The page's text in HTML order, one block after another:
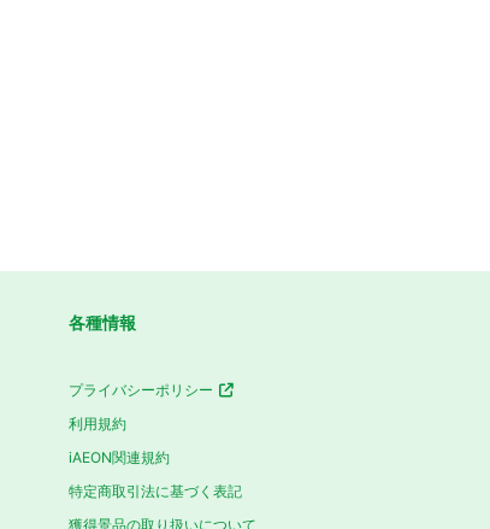
各種情報
プライバシーポリシー
利用規約
iAEON関連規約
特定商取引法に基づく表記
獲得景品の取り扱いについて